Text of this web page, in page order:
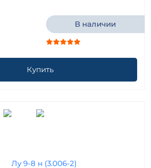
В наличии
Купить